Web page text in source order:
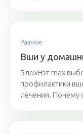
Разное
Вши у
БлохНэт max
профилактики
лечения. Почему